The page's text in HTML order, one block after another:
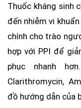
Thuốc kháng sinh
đến nhiễm vi
chính cho trào
hợp với PPI để
phục nhanh
Clarithromycin,
đồ hướng dẫn của